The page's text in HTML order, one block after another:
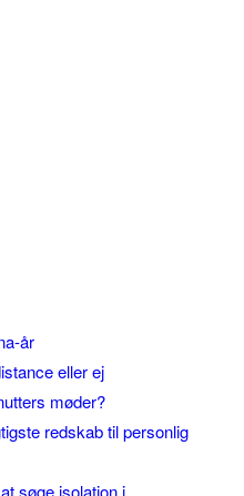
år
eller ej
møder?
redskab til personlig
søge isolation i